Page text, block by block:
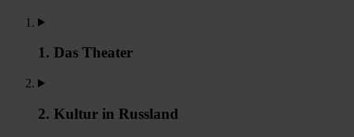
1. Das Theater
2. Kultur in Russland